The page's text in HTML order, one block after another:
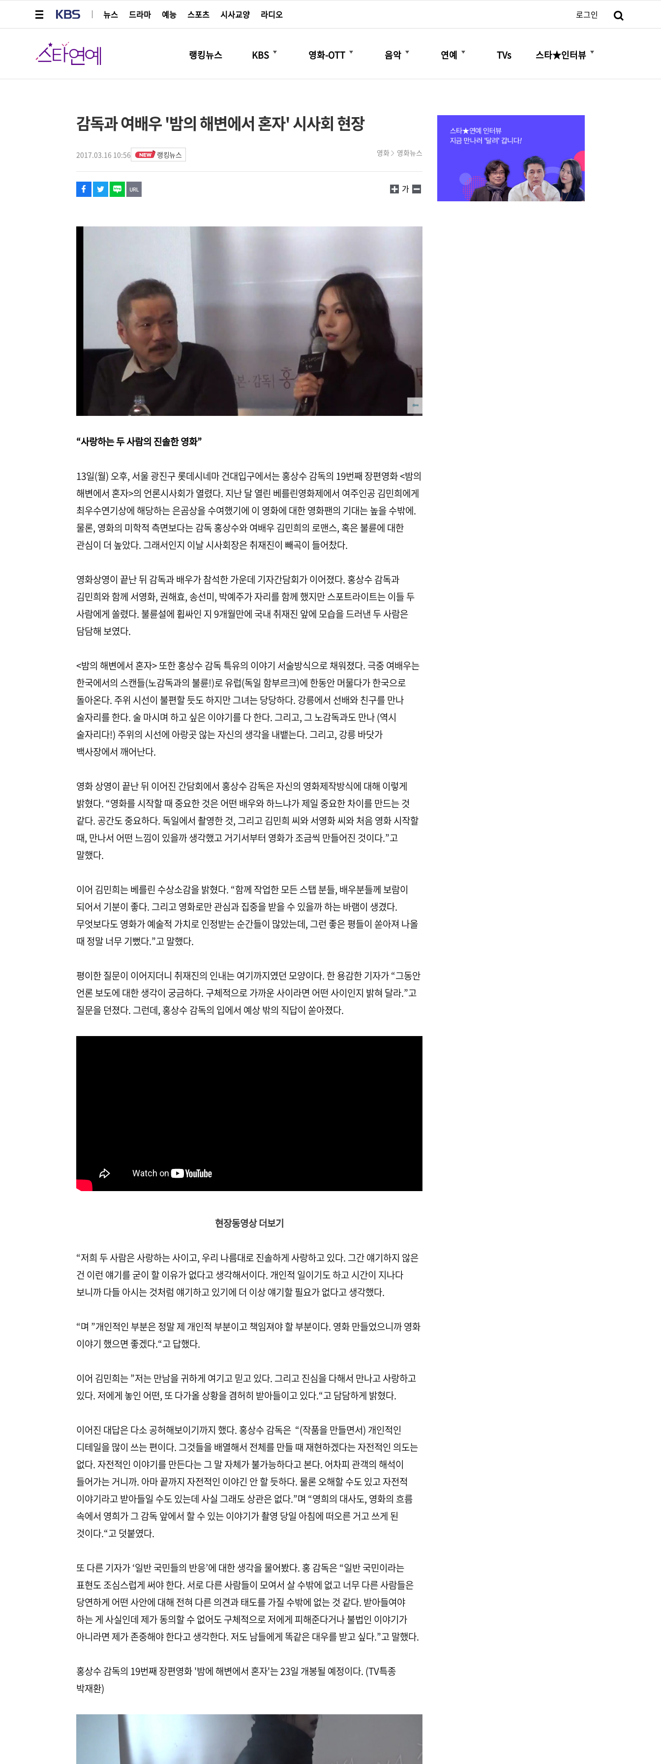
뉴스
드라마 예능 스포츠 시사교양 라디오 로그인
스타연예
랭킹뉴스 KBS
더보기
영화-OTT
더보기
음악
더보기
연예
더보기
TVs 스타★인터뷰
더보기
감독과 여배우 '밤의 해변에서 혼자' 시사회 현장
2017.03.16 10:56 랭킹뉴스 영화 영화뉴스
페이스북
트위터
네이버
URL복사
글씨 작게보기
가
글씨 크게보기
“사랑하는 두 사람의 진솔한 영화”
13일(월) 오후, 서울 광진구 롯데시네마 건대입구에서는 홍상수 감독의 19번째 장편영화 <밤의
해변에서 혼자>의 언론시사회가 열렸다. 지난 달 열린 베를린영화제에서 여주인공 김민희에게
최우수연기상에 해당하는 은곰상을 수여했기에 이 영화에 대한 영화팬의 기대는 높을 수밖에.
물론, 영화의 미학적 측면보다는 감독 홍상수와 여배우 김민희의 로맨스, 혹은 불륜에 대한
관심이 더 높았다. 그래서인지 이날 시사회장은 취재진이 빼곡이 들어찼다.
영화상영이 끝난 뒤 감독과 배우가 참석한 가운데 기자간담회가 이어졌다. 홍상수 감독과
김민희와 함께 서영화, 권해효, 송선미, 박예주가 자리를 함께 했지만 스포트라이트는 이들 두
사람에게 쏠렸다. 불륜설에 휩싸인 지 9개월만에 국내 취재진 앞에 모습을 드러낸 두 사람은
담담해 보였다.
<밤의 해변에서 혼자> 또한 홍상수 감독 특유의 이야기 서술방식으로 채워졌다. 극중 여배우는
한국에서의 스캔들(노감독과의 불륜!)로 유럽(독일 함부르크)에 한동안 머물다가 한국으로
돌아온다. 주위 시선이 불편할 듯도 하지만 그녀는 당당하다. 강릉에서 선배와 친구를 만나
술자리를 한다. 술 마시며 하고 싶은 이야기를 다 한다. 그리고, 그 노감독과도 만나 (역시
술자리다!) 주위의 시선에 아랑곳 않는 자신의 생각을 내뱉는다. 그리고, 강릉 바닷가
백사장에서 깨어난다.
영화 상영이 끝난 뒤 이어진 간담회에서 홍상수 감독은 자신의 영화제작방식에 대해 이렇게
밝혔다. “영화를 시작할 때 중요한 것은 어떤 배우와 하느냐가 제일 중요한 차이를 만드는 것
같다. 공간도 중요하다. 독일에서 촬영한 것, 그리고 김민희 씨와 서영화 씨와 처음 영화 시작할
때, 만나서 어떤 느낌이 있을까 생각했고 거기서부터 영화가 조금씩 만들어진 것이다.”고
말했다.
이어 김민희는 베를린 수상소감을 밝혔다. “함께 작업한 모든 스탭 분들, 배우분들께 보람이
되어서 기분이 좋다. 그리고 영화로만 관심과 집중을 받을 수 있을까 하는 바램이 생겼다.
무엇보다도 영화가 예술적 가치로 인정받는 순간들이 많았는데, 그런 좋은 평들이 쏟아져 나올
때 정말 너무 기뻤다.”고 말했다.
평이한 질문이 이어지더니 취재진의 인내는 여기까지였던 모양이다. 한 용감한 기자가 “그동안
언론 보도에 대한 생각이 궁금하다. 구체적으로 가까운 사이라면 어떤 사이인지 밝혀 달라.”고
질문을 던졌다. 그런데, 홍상수 감독의 입에서 예상 밖의 직답이 쏟아졌다.
현장동영상 더보기
“저희 두 사람은 사랑하는 사이고, 우리 나름대로 진솔하게 사랑하고 있다. 그간 얘기하지 않은
건 이런 얘기를 굳이 할 이유가 없다고 생각해서이다. 개인적 일이기도 하고 시간이 지나다
보니까 다들 아시는 것처럼 얘기하고 있기에 더 이상 얘기할 필요가 없다고 생각했다.
“며 ”개인적인 부분은 정말 제 개인적 부분이고 책임져야 할 부분이다. 영화 만들었으니까 영화
이야기 했으면 좋겠다.“고 답했다.
이어 김민희는 ”저는 만남을 귀하게 여기고 믿고 있다. 그리고 진심을 다해서 만나고 사랑하고
있다. 저에게 놓인 어떤, 또 다가올 상황을 겸허히 받아들이고 있다.“고 담담하게 밝혔다.
이어진 대답은 다소 공허해보이기까지 했다. 홍상수 감독은 “(작품을 만들면서) 개인적인
디테일을 많이 쓰는 편이다. 그것들을 배열해서 전체를 만들 때 재현하겠다는 자전적인 의도는
없다. 자전적인 이야기를 만든다는 그 말 자체가 불가능하다고 본다. 어차피 관객의 해석이
들어가는 거니까. 아마 끝까지 자전적인 이야긴 안 할 듯하다. 물론 오해할 수도 있고 자전적
이야기라고 받아들일 수도 있는데 사실 그래도 상관은 없다.”며 “영희의 대사도, 영화의 흐름
속에서 영희가 그 감독 앞에서 할 수 있는 이야기가 촬영 당일 아침에 떠오른 거고 쓰게 된
것이다.“고 덧붙였다.
또 다른 기자가 ‘일반 국민들의 반응’에 대한 생각을 물어봤다. 홍 감독은 “일반 국민이라는
표현도 조심스럽게 써야 한다. 서로 다른 사람들이 모여서 살 수밖에 없고 너무 다른 사람들은
당연하게 어떤 사안에 대해 전혀 다른 의견과 태도를 가질 수밖에 없는 것 같다. 받아들여야
하는 게 사실인데 제가 동의할 수 없어도 구체적으로 저에게 피해준다거나 불법인 이야기가
아니라면 제가 존중해야 한다고 생각한다. 저도 남들에게 똑같은 대우를 받고 싶다.”고 말했다.
홍상수 감독의 19번째 장편영화 '밤에 해변에서 혼자'는 23일 개봉될 예정이다. (TV특종
박재환)
스타박스